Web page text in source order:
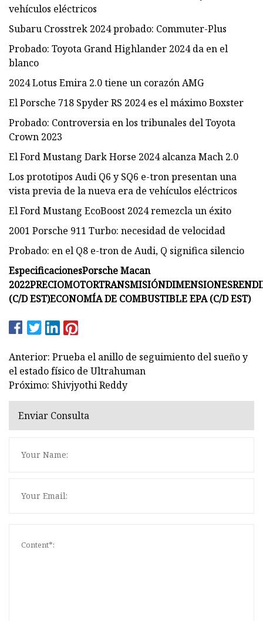
vehículos eléctricos
Subaru Crosstrek 2024 probado: Commuter-Plus
Probado: Toyota Grand Highlander 2024 da en el
blanco
2024 Lotus Emira 2.0 tiene un corazón AMG
El Porsche 718 Spyder RS ​​2024 es el máximo Boxster
Probado: Controversia en los tribunales del Toyota
Crown 2023
El Ford Mustang Dark Horse 2024 alcanza Mach 2.0
Los prototipos Audi Q6 y SQ6 e-tron presentan una
vista previa de la nueva era de vehículos eléctricos
El Ford Mustang EcoBoost 2024 remezcla un éxito
2001 Porsche 911 Turbo: necesidad de velocidad
Probado: en el Q8 e-tron de Audi, Q significa silencio
EspecificacionesPorsche Macan
2022PRECIOMOTORTRANSMISIÓNDIMENSIONES
(C/D EST)ECONOMÍA DE COMBUSTIBLE EPA (C/D EST)
Anterior: Prueba el anillo de seguimiento del sueño y
el estado físico de Ultrahuman
Próximo: Shivjyothi Reddy
Enviar Consulta